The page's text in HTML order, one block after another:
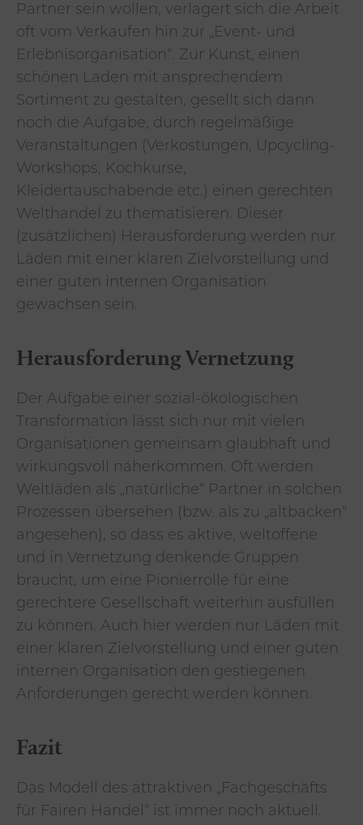
Partner sein wollen, verlagert sich die Arbeit
oft vom Verkaufen hin zur „Event- und
Erlebnisorganisation“. Zur Kunst, einen
schönen Laden mit ansprechendem
Sortiment zu gestalten, gesellt sich dann
noch die Aufgabe, durch regelmäßige
Veranstaltungen (Verkostungen, Upcycling-
Workshops, Kochkurse,
Kleidertauschabende etc.) einen gerechten
Welthandel zu thematisieren. Dieser
(zusätzlichen) Herausforderung werden nur
Läden mit einer klaren Zielvorstellung und
einer guten internen Organisation
gewachsen sein.
Herausforderung Vernetzung
Der Aufgabe einer sozial-ökologischen
Transformation lässt sich nur mit vielen
Organisationen gemeinsam glaubhaft und
wirkungsvoll näherkommen. Oft werden
Weltläden als „natürliche“ Partner in solchen
Prozessen übersehen (bzw. als zu „altbacken“
angesehen), so dass es aktive, weltoffene
und in Vernetzung denkende Gruppen
braucht, um eine Pionierrolle für eine
gerechtere Gesellschaft weiterhin ausfüllen
zu können. Auch hier werden nur Läden mit
einer klaren Zielvorstellung und einer guten
internen Organisation den gestiegenen
Anforderungen gerecht werden können.
Fazit
Das Modell des attraktiven „Fachgeschäfts
für Fairen Handel“ ist immer noch aktuell.